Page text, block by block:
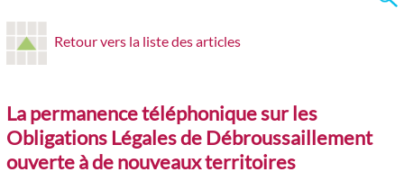
Retour vers la liste des articles
La permanence téléphonique sur les
Obligations Légales de Débroussaillement
ouverte à de nouveaux territoires